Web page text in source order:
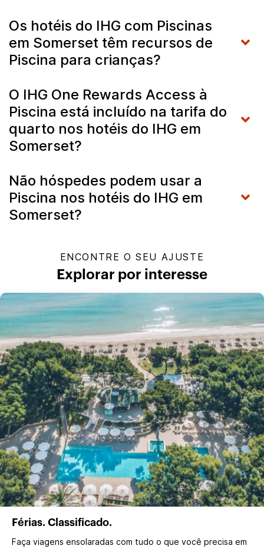
Os hotéis do IHG com Piscinas
em Somerset têm recursos de
Piscina para crianças?
O IHG One Rewards Access à
Piscina está incluído na tarifa do
quarto nos hotéis do IHG em
Somerset?
Não hóspedes podem usar a
Piscina nos hotéis do IHG em
Somerset?
ENCONTRE O SEU AJUSTE
Explorar por interesse
Férias. Classificado.
Faça viagens ensolaradas com tudo o que você precisa em